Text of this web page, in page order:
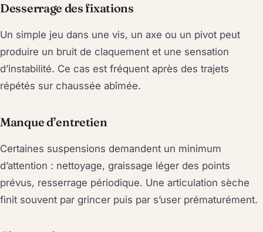
Desserrage des fixations
Un simple jeu dans une vis, un axe ou un pivot peut
produire un bruit de claquement et une sensation
d’instabilité. Ce cas est fréquent après des trajets
répétés sur chaussée abîmée.
Manque d’entretien
Certaines suspensions demandent un minimum
d’attention : nettoyage, graissage léger des points
prévus, resserrage périodique. Une articulation sèche
finit souvent par grincer puis par s’user prématurément.